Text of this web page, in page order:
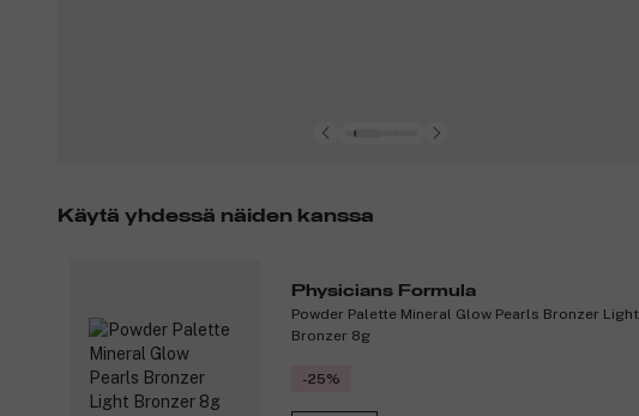
Käytä yhdessä näiden kanssa
Physicians Formula
Powder Palette Mineral Glow Pearls Bronzer Light
Bronzer 8g
-25%